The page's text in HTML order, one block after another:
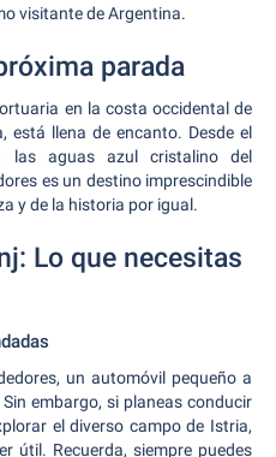
visitante de Argentina.
parada
en la costa occidental de
está llena de encanto. Desde el
las aguas azul cristalino del
es un destino imprescindible
y de la historia por igual.
Lo que necesitas
un automóvil pequeño a
embargo, si planeas conducir
el diverso campo de Istria,
útil. Recuerda, siempre puedes